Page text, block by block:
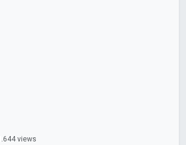
views